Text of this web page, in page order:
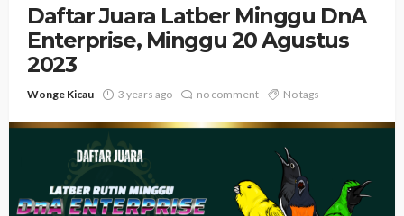
Daftar Juara Latber Minggu DnA
Enterprise, Minggu 20 Agustus
2023
Wonge Kicau 3 years ago no comment No tags